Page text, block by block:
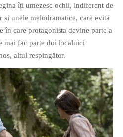
îți umezesc ochii, indiferent de
și unele melodramatice, care evită
în care protagonista devine parte a
mai fac parte doi localnici
altul respingător.